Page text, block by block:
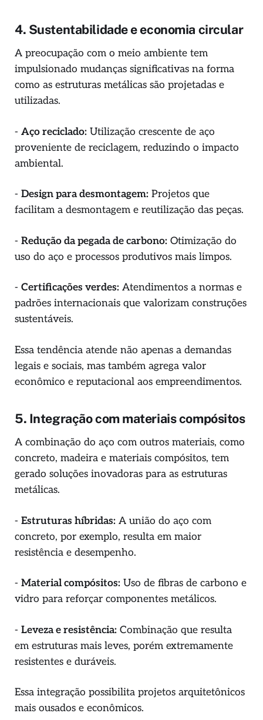
4. Sustentabilidade e economia circular
A preocupação com o meio ambiente tem
impulsionado mudanças significativas na forma
como as estruturas metálicas são projetadas e
utilizadas.
- Aço reciclado: Utilização crescente de aço
proveniente de reciclagem, reduzindo o impacto
ambiental.
- Design para desmontagem: Projetos que
facilitam a desmontagem e reutilização das peças.
- Redução da pegada de carbono: Otimização do
uso do aço e processos produtivos mais limpos.
- Certificações verdes: Atendimentos a normas e
padrões internacionais que valorizam construções
sustentáveis.
Essa tendência atende não apenas a demandas
legais e sociais, mas também agrega valor
econômico e reputacional aos empreendimentos.
5. Integração com materiais compósitos
A combinação do aço com outros materiais, como
concreto, madeira e materiais compósitos, tem
gerado soluções inovadoras para as estruturas
metálicas.
- Estruturas híbridas: A união do aço com
concreto, por exemplo, resulta em maior
resistência e desempenho.
- Material compósitos: Uso de fibras de carbono e
vidro para reforçar componentes metálicos.
- Leveza e resistência: Combinação que resulta
em estruturas mais leves, porém extremamente
resistentes e duráveis.
Essa integração possibilita projetos arquitetônicos
mais ousados e econômicos.